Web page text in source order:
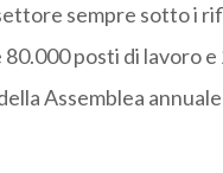
sempre sotto i
posti di lavoro
Assemblea